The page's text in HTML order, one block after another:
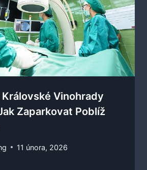
Vinohrady
Zaparkovat Poblíž
11 února, 2026